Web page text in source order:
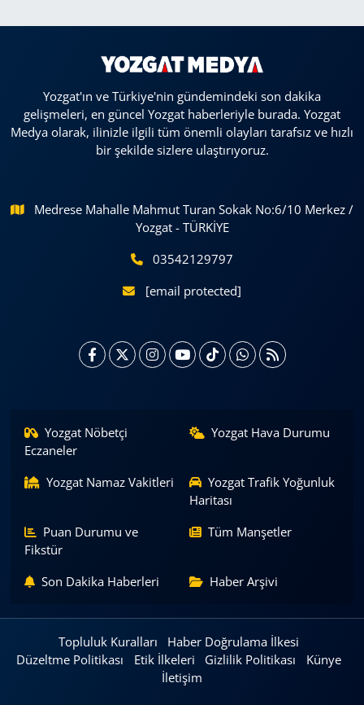
Yozgat'ın ve Türkiye'nin gündemindeki son dakika
gelişmeleri, en güncel Yozgat haberleriyle burada. Yozgat
Medya olarak, ilinizle ilgili tüm önemli olayları tarafsız ve hızlı
bir şekilde sizlere ulaştırıyoruz.
Medrese Mahalle Mahmut Turan Sokak No:6/10 Merkez /
Yozgat - TÜRKİYE
03542129797
[email protected]
Yozgat Nöbetçi
Eczaneler
Yozgat Hava Durumu
Yozgat Namaz Vakitleri
Yozgat Trafik Yoğunluk
Haritası
Puan Durumu ve
Fikstür
Tüm Manşetler
Son Dakika Haberleri Haber Arşivi
Topluluk Kuralları
Haber Doğrulama İlkesi
Düzeltme Politikası
Etik İlkeleri Gizlilik Politikası
Künye
İletişim